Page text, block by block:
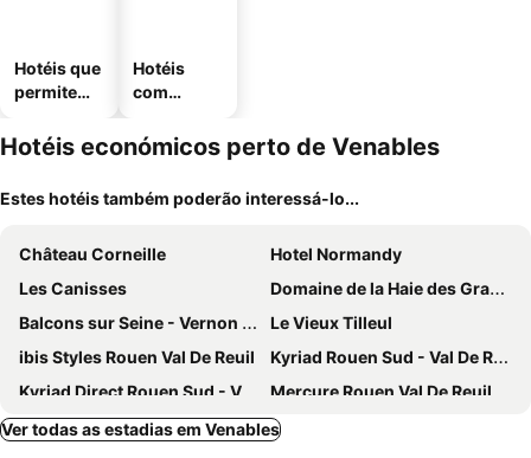
Hotéis que
permitem
Hotéis
com
mento
Hotéis económicos perto de Venables
Estes hotéis também poderão interessá-lo...
Château Corneille
Hotel Normandy
Les Canisses
Domaine de la Haie des Granges
Balcons sur Seine - Vernon Giverny
Le Vieux Tilleul
ibis Styles Rouen Val De Reuil
Kyriad Rouen Sud - Val De Reuil
Kyriad Direct Rouen Sud - Val de Reuil
Mercure Rouen Val De Reuil
Hotel Restaurant Baryton
Hotel du Haut Marais
Ver todas as estadias em Venables